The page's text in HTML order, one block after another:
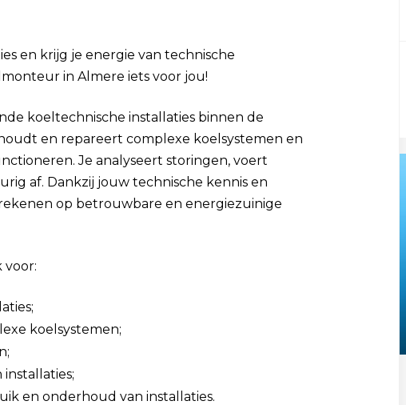
en krijg je energie van technische
in Almere iets voor jou!
koeltechnische installaties binnen de
en repareert complexe koelsystemen en
Je analyseert storingen, voert
af. Dankzij jouw technische kennis en
op betrouwbare en energiezuinige
voor:
koelsystemen;
en onderhoud van installaties.